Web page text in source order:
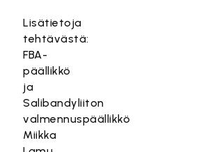
Lisätietoja
tehtävästä:
FBA-
päällikkö
ja
Salibandyliiton
valmennuspäällikkö
Miikka